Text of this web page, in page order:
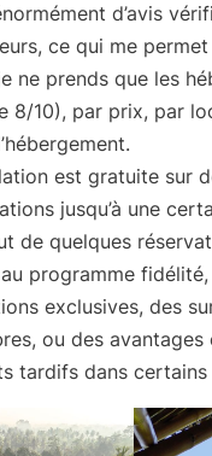
d’avis
ce qui me
ne prends que les
8/10), par prix, par
est gratuite sur
jusqu’à une
de quelques
programme fidélité
exclusives, des
ou des avantages
tardifs dans certains